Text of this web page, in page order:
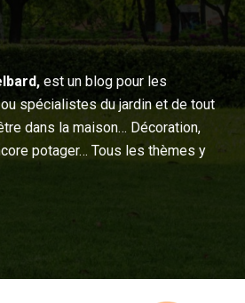
est un blog pour les
spécialistes du jardin et de tout
dans la maison… Décoration,
potager… Tous les thèmes y